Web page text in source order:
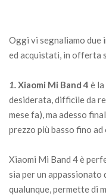
Oggi vi segnaliamo
ed acquistati, in offerta
1.Xiaomi Mi Band 4 è
desiderata, difficile da
mese fa), ma adesso
prezzo più basso fino ad
Xiaomi Mi Band 4 è
sia per un appassionato
qualunque, permette di